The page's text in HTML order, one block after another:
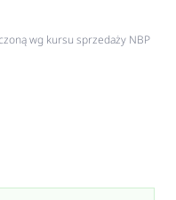
wg kursu sprzedaży NBP